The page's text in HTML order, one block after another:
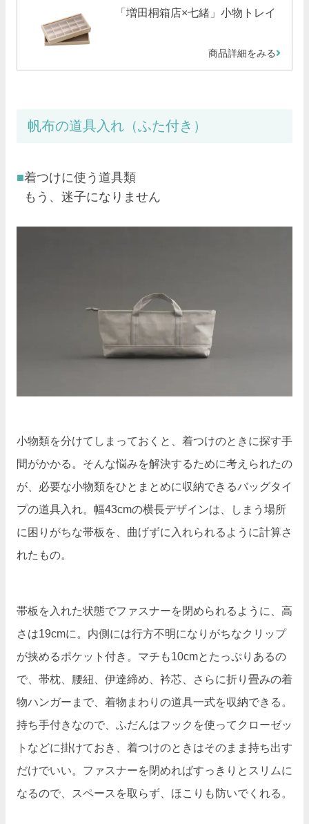
「増田桐箱店×七緒」小物トレイ
商品詳細をみる
帆布の道具入れ（ふた付き）
着つけに使う道具類
もう、迷子になりません
小物類を分けてしまっておくと、着つけのときに探す手
間がかかる。そんな悩みを解決するために考えられたの
が、必要な小物類をひとまとめに収納できるバッグタイ
プの道具入れ。幅43cmの横長デザインは、しまう場所
に困りがちな帯板を、曲げずに入れられるように計算さ
れたもの。
帯板を入れた状態でファスナーを閉められるように、高
さは19cmに。内側には行方不明になりがちなクリップ
が挟めるポケット付き。マチも10cmとたっぷりあるの
で、帯枕、腰紐、伊達締め、衿芯、さらに折り畳みの着
物ハンガーまで、着物まわりの道具一式を収納できる。
持ち手付きなので、ふだんはフックを使ってクローゼッ
トなどに掛けておき、着つけのときはそのまま持ち出す
だけでいい。ファスナーを閉めればすっきりとスリムに
なるので、スペースを取らず、ほこりも防いでくれる。